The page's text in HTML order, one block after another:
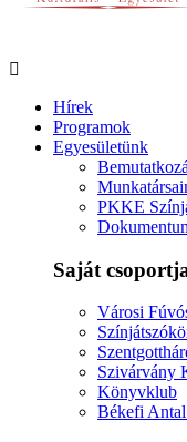
Hírek
Programok
Egyesületünk
PKKE
Saját
Városi
Szivárvány
Könyvklub
Békefi